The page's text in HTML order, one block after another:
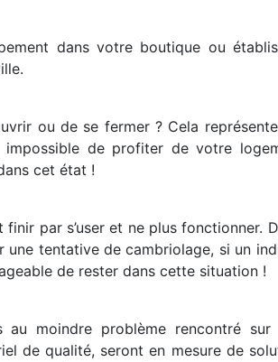
dans votre boutique ou
ou de se fermer ? Cela
de profiter de votre
cet état !
par s’user et ne plus fonctionner.
tentative de cambriolage, si un
de rester dans cette situation !
moindre problème rencontré
de qualité, seront en mesure de